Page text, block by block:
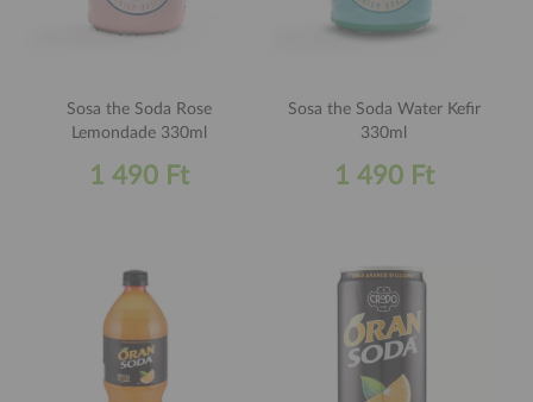
Sosa the Soda Rose
Lemondade 330ml
1 490 Ft
Sosa the Soda Water Kefir
330ml
1 490 Ft